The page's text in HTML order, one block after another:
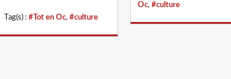
Tag(s) : #Tot en Oc, #culture
Oc, #culture